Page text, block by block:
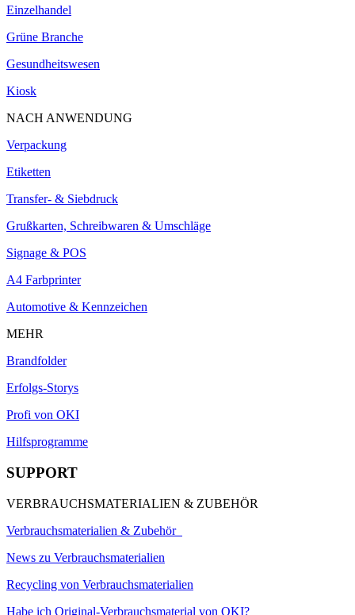
Einzelhandel
Grüne Branche
Gesundheitswesen
Kiosk
NACH ANWENDUNG
Verpackung
Etiketten
Transfer- & Siebdruck
Grußkarten, Schreibwaren & Umschläge
Signage & POS
A4 Farbprinter
Automotive & Kennzeichen
MEHR
Brandfolder
Erfolgs-Storys
Profi von OKI
Hilfsprogramme
SUPPORT
VERBRAUCHSMATERIALIEN & ZUBEHÖR
Verbrauchsmaterialien & Zubehör
News zu Verbrauchsmaterialien
Recycling von Verbrauchsmaterialien
Habe ich Original-Verbrauchsmaterial von OKI?